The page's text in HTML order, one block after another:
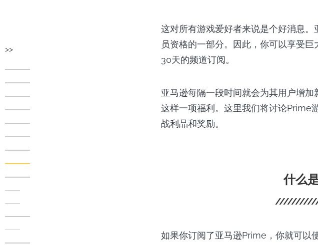
>>
这对所有游戏爱好者来说是个好消息
员资格的一部分。因此，你可以享受
30天的频道订阅。
亚马逊每隔一段时间就会为其用户增
这样一项福利。这里我们将讨论Prime
战利品和奖励。
什么
如果你订阅了亚马逊Prime，你就可以